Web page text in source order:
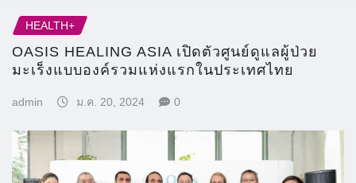
HEALTH+
OASIS HEALING ASIA เปิดตัวศูนย์ดูแลผู้ป่วย
มะเร็งแบบองค์รวมแห่งแรกในประเทศไทย
admin ม.ค. 20, 2024 0